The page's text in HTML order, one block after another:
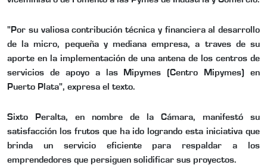
"Por su valiosa contribución técnica y financiera al desarrollo
de la micro, pequeña y mediana empresa, a traves de su
aporte en la implementación de una antena de los centros de
servicios de apoyo a las Mipymes (Centro Mipymes) en
Puerto Plata", expresa el texto.
Sixto Peralta, en nombre de la Cámara, manifestó su
satisfacción los frutos que ha ido logrando esta iniciativa que
brinda un servicio eficiente para respaldar a los
emprendedores que persiguen solidificar sus proyectos.